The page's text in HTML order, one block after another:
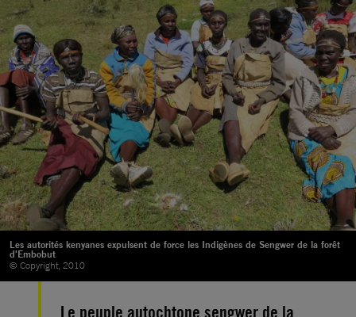
Les autorités kenyanes expulsent de force les Indigènes de Sengwer de la forêt
d'Embobut
© Copyright, 2010
Le peuple autochtone sengwer de la